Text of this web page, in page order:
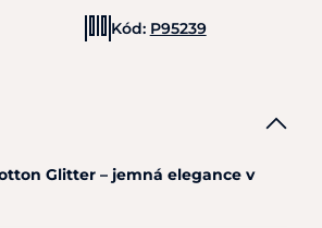
Kód: P95239
Glitter – jemná elegance v